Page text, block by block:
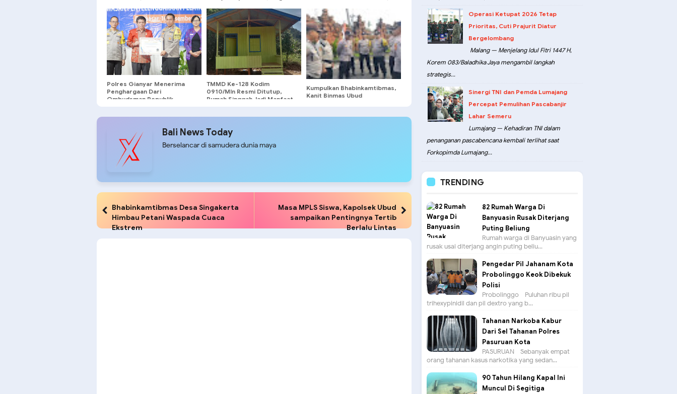
Forest
Polres Gianyar Menerima
Penghargaan Dari
Ombudsman Republik
TMMD Ke-128 Kodim
0910/Mln Resmi Ditutup,
Rumah Singgah Jadi Manfaat
Kumpulkan Bhabinkamtibmas,
Kanit Binmas Ubud
Bali News Today
Berselancar di samudera dunia maya
Bhabinkamtibmas Desa Singakerta
Himbau Petani Waspada Cuaca
Ekstrem
Masa MPLS Siswa, Kapolsek Ubud
sampaikan Pentingnya Tertib
Berlalu Lintas
Operasi Ketupat 2026 Tetap
Prioritas, Cuti Prajurit Diatur
Bergelombang
Malang — Menjelang Idul Fitri 1447 H,
Korem 083/Baladhika Jaya mengambil langkah
strategis...
Sinergi TNI dan Pemda Lumajang
Percepat Pemulihan Pascabanjir
Lahar Semeru
Lumajang — Kehadiran TNI dalam
penanganan pascabencana kembali terlihat saat
Forkopimda Lumajang...
TRENDING
82 Rumah Warga Di
Banyuasin Rusak Diterjang
Puting Beliung
Rumah warga di Banyuasin yang
rusak usai diterjang angin puting beliu...
Pengedar Pil Jahanam Kota
Probolinggo Keok Dibekuk
Polisi
Probolinggo - Puluhan ribu pil
trihexypinidil dan pil dextro yang b...
Tahanan Narkoba Kabur
Dari Sel Tahanan Polres
Pasuruan Kota
PASURUAN - Sebanyak empat
orang tahanan kasus narkotika yang sedan...
90 Tahun Hilang Kapal Ini
Muncul Di Segitiga